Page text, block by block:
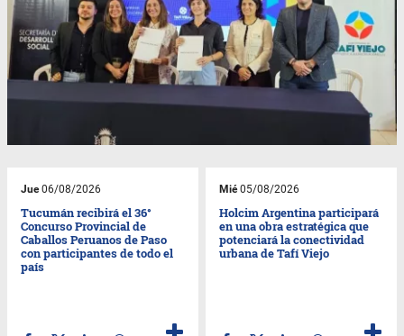
Jue06/08/2026
Tucumán recibirá el 36°
Concurso Provincial de
Caballos Peruanos de Paso
con participantes de todo el
país
Mié05/08/2026
Holcim Argentina participará
en una obra estratégica que
potenciará la conectividad
urbana de Tafí Viejo